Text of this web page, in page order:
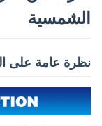
الشمسية
نظرة عامة على